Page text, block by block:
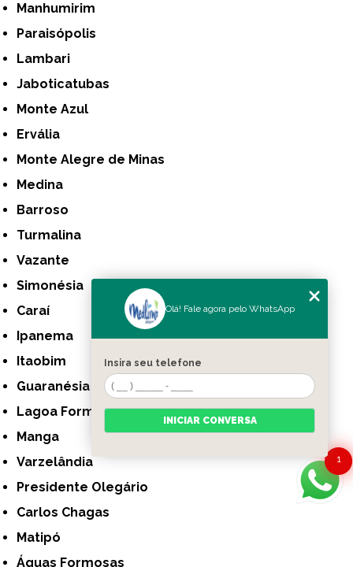
Manhumirim
Paraisópolis
Lambari
Jaboticatubas
Monte Azul
Ervália
Monte Alegre de Minas
Medina
Barroso
Turmalina
Vazante
Simonésia
Caraí
Ipanema
Itaobim
Guaranésia
Lagoa Formosa
Manga
Varzelândia
Presidente Olegário
Carlos Chagas
Matipó
Águas Formosas
1
Olá! Fale agora pelo WhatsApp
Insira seu telefone
INICIAR CONVERSA